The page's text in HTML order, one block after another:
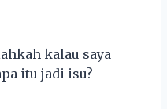
kalau saya
itu jadi isu?